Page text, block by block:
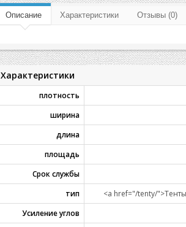
Описание Характеристики Отзывы (0)
Характеристики
плотность
ширина
длина
площадь
Срок службы
тип
<a href="/tenty/
Усиление углов